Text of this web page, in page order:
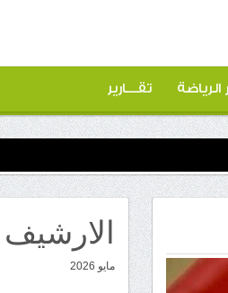
الرياضة تقـــارير
الارشيف
مايو 2026